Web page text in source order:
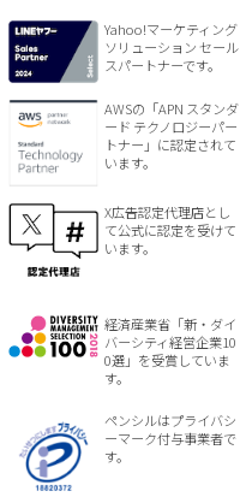
Yahoo!マーケティング
ソリューション セール
スパートナーです。
AWSの「APN スタンダ
ード テクノロジーパー
トナー」に認定されて
います。
X広告認定代理店とし
て公式に認定を受けて
います。
経済産業省「新・ダイ
バーシティ経営企業10
0選」を受賞していま
す。
ペンシルはプライバシ
ーマーク付与事業者で
す。